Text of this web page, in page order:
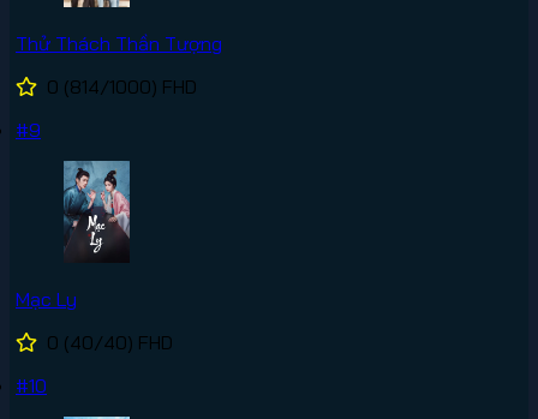
Thử Thách Thần Tượng
0 (814/1000) FHD
#9
Mạc Ly
0 (40/40) FHD
#10